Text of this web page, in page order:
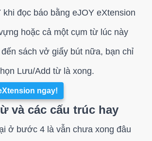
khi đọc báo bằng eJOY eXtension
hoặc cả một cụm từ lúc này
sách vở giấy bút nữa, bạn chỉ
Lưu/Add từ là xong.
ngay!
và các cấu trúc hay
ở bước 4 là vẫn chưa xong đâu